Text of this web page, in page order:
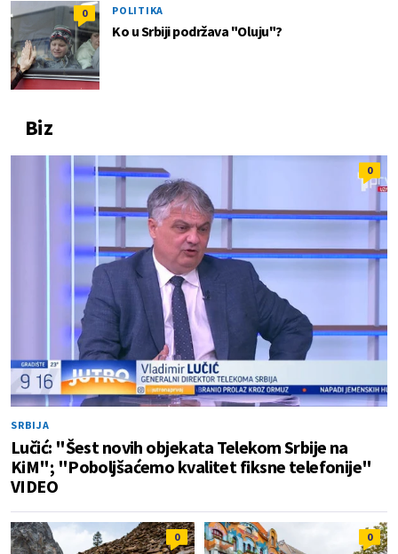
0 POLITIKA
Ko u Srbiji podržava "Oluju"?
Biz
0
SRBIJA
Lučić: "Šest novih objekata Telekom Srbije na
KiM"; "Poboljšaćemo kvalitet fiksne telefonije"
VIDEO
0 0